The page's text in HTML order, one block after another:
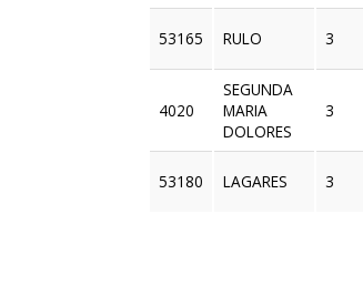
53165 RULO 3
4020
SEGUNDA
MARIA
DOLORES
3
53180 LAGARES 3